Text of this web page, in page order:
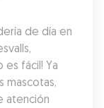
de día en
fácil! Ya
mascotas,
atención